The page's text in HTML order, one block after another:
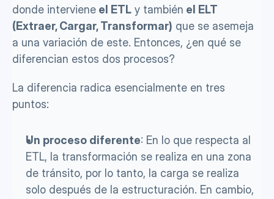
donde interviene el ETL y también el ELT
(Extraer, Cargar, Transformar) que se asemeja
a una variación de este. Entonces, ¿en qué se
diferencian estos dos procesos?
La diferencia radica esencialmente en tres
puntos:
Un proceso diferente: En lo que respecta al
ETL, la transformación se realiza en una zona
de tránsito, por lo tanto, la carga se realiza
solo después de la estructuración. En cambio,